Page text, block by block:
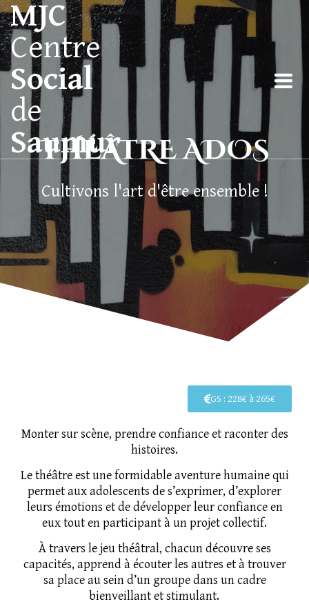
MJC
Centre
Social
de
Saumur
THÉÂTRE ADOS
Cultivons l'art d'être ensemble !
G5 : 228€ à 265€
Monter sur scène, prendre confiance et raconter des
histoires.
Le théâtre est une formidable aventure humaine qui
permet aux adolescents de s’exprimer, d’explorer
leurs émotions et de développer leur confiance en
eux tout en participant à un projet collectif.
À travers le jeu théâtral, chacun découvre ses
capacités, apprend à écouter les autres et à trouver
sa place au sein d’un groupe dans un cadre
bienveillant et stimulant.